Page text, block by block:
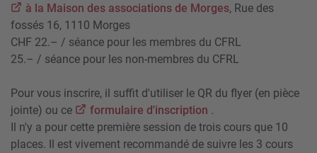
à la Maison des associations de Morges, Rue des
fossés 16, 1110 Morges
CHF 22.– / séance pour les membres du CFRL
25.– / séance pour les non-membres du CFRL
Pour vous inscrire, il suffit d'utiliser le QR du flyer (en pièce
jointe) ou ce
formulaire d'inscription .
Il n'y a pour cette première session de trois cours que 10
places. Il est vivement recommandé de suivre les 3 cours